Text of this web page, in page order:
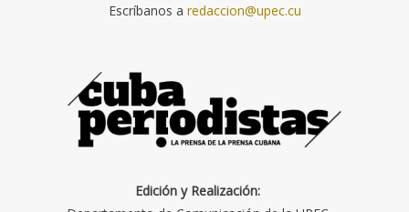
Escríbanos a redaccion@upec.cu
Edición y Realización: